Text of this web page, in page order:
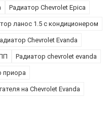
Радиатор Chevrolet Epica
ланос 1.5 с кондиционером
Chevrolet Evanda
Радиатор chevrolet evanda
приора
на Chevrolet Evanda